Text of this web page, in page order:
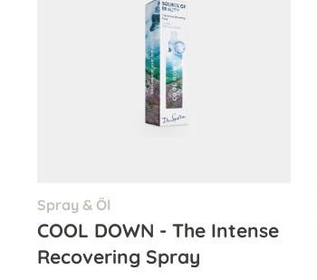
Spray & Öl
COOL DOWN - The Intense
Recovering Spray